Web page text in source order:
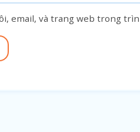
email, và trang web trong